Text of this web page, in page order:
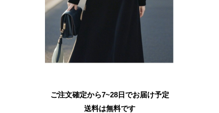
ご注文確定から7~28日でお届け予定
送料は無料です